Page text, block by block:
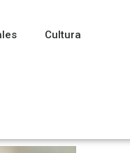
Cultura